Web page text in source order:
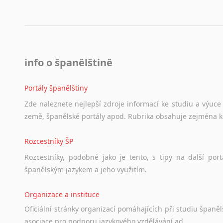
Makedonština
Malgaština
Malinština
Maltština
Megrelština
Moldavština
Mongolština
Nilosaharské jazyky
Nizozemština
info o španělštině
Portály španělštiny
Zde naleznete nejlepší zdroje informací ke studiu a výuce
země, španělské portály apod. Rubrika obsahuje zejména
Rozcestníky ŠP
Rozcestníky, podobné jako je tento, s tipy na další
španělským jazykem a jeho využitím.
Organizace a instituce
Oficiální stránky organizací pomáhajících při studiu
asociace pro podporu jazykového vzdělávání ad.